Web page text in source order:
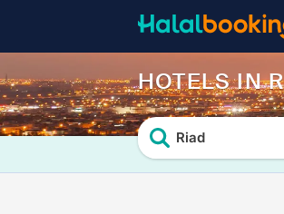
HOTELS IN
Riad